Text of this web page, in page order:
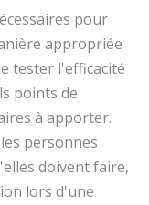
pour
appropriée
tester l'efficacité
points de
à apporter.
personnes
doivent faire,
lors d'une